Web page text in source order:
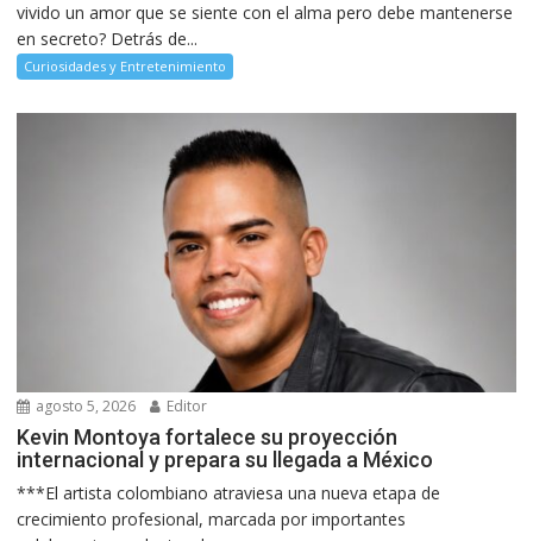
vivido un amor que se siente con el alma pero debe mantenerse
en secreto? Detrás de...
Curiosidades y Entretenimiento
agosto 5, 2026 Editor
Kevin Montoya fortalece su proyección
internacional y prepara su llegada a México
***El artista colombiano atraviesa una nueva etapa de
crecimiento profesional, marcada por importantes